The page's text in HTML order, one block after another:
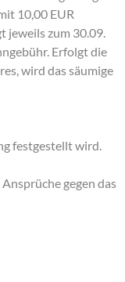
10,00 EUR
jeweils zum 30.09.
Erfolgt die
wird das säumige
festgestellt wird.
gegen das